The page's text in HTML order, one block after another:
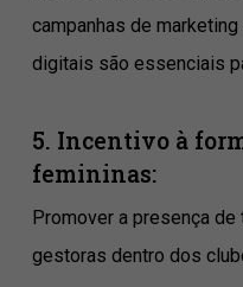
campanhas de
digitais são essenciais
5. Incentivo à
femininas:
Promover a presença
gestoras dentro dos